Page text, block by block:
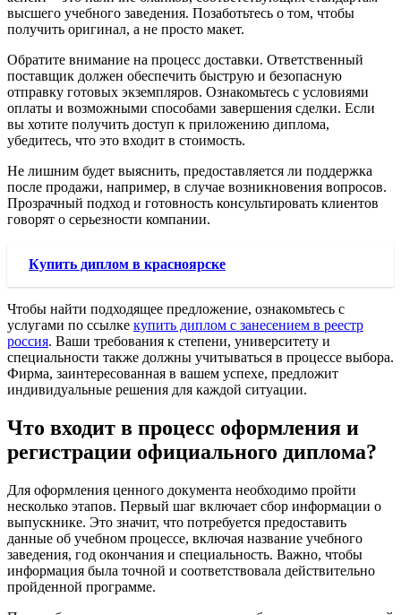
высшего учебного заведения. Позаботьтесь о том, чтобы
получить оригинал, а не просто макет.
Обратите внимание на процесс доставки. Ответственный
поставщик должен обеспечить быструю и безопасную
отправку готовых экземпляров. Ознакомьтесь с условиями
оплаты и возможными способами завершения сделки. Если
вы хотите получить доступ к приложению диплома,
убедитесь, что это входит в стоимость.
Не лишним будет выяснить, предоставляется ли поддержка
после продажи, например, в случае возникновения вопросов.
Прозрачный подход и готовность консультировать клиентов
говорят о серьезности компании.
Купить диплом в красноярске
Чтобы найти подходящее предложение, ознакомьтесь с
услугами по ссылке купить диплом с занесением в реестр
россия. Ваши требования к степени, университету и
специальности также должны учитываться в процессе выбора.
Фирма, заинтересованная в вашем успехе, предложит
индивидуальные решения для каждой ситуации.
Что входит в процесс оформления и
регистрации официального диплома?
Для оформления ценного документа необходимо пройти
несколько этапов. Первый шаг включает сбор информации о
выпускнике. Это значит, что потребуется предоставить
данные об учебном процессе, включая название учебного
заведения, год окончания и специальность. Важно, чтобы
информация была точной и соответствовала действительно
пройденной программе.